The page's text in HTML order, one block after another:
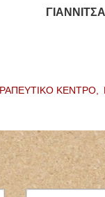
ΚΕΝΤΡΟ,